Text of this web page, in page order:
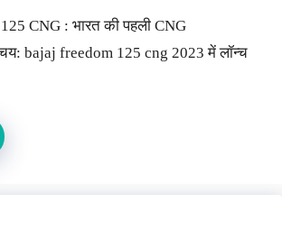
CNG : भारत की पहली CNG
bajaj freedom 125 cng 2023 में लॉन्च